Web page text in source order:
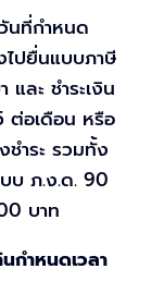
วันที่กำหนด
ไปยื่นแบบภาษี
ละ ชำระเงิน
ต่อเดือน หรือ
ชำระ รวมทั้ง
บ ภ.ง.ด. 90
บาท
กำหนดเวลา